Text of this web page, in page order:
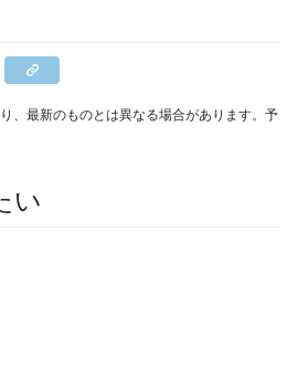
、最新のものとは異なる場合があります。予
い